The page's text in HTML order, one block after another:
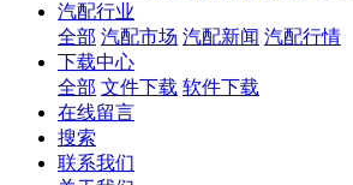
汽配行业
全部 汽配市场 汽配新闻 汽配行情
下载中心
全部 文件下载 软件下载
在线留言
搜索
联系我们